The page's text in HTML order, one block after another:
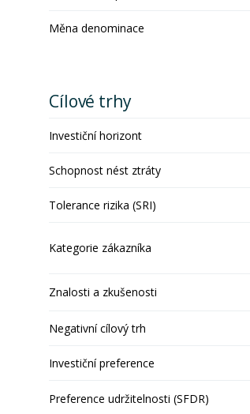
Měna denominace
Cílové trhy
Investiční horizont
Schopnost nést ztráty
Tolerance rizika (SRI)
Kategorie zákazníka
Znalosti a zkušenosti
Negativní cílový trh
Investiční preference
Preference udržitelnosti (SFDR)